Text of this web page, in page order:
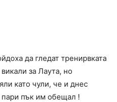
да гледат тренирвката
за Лаута, но
като чули, че и днес
пък им обещал !